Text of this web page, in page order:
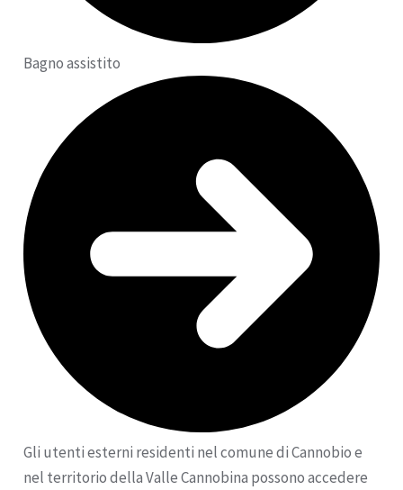
Bagno assistito
Gli utenti esterni residenti nel comune di Cannobio e
nel territorio della Valle Cannobina possono accedere